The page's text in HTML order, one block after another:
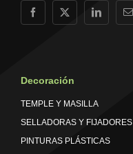
Decoración
TEMPLE Y MASILLA
SELLADORAS Y FIJADORES
PINTURAS PLÁSTICAS